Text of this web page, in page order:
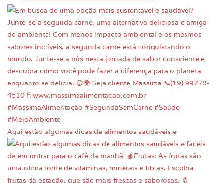
Aqui estão algumas dicas de alimentos saudáveis e